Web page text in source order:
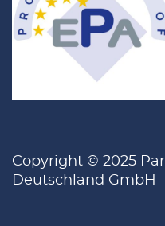
Copyright © 2025
Deutschland GmbH